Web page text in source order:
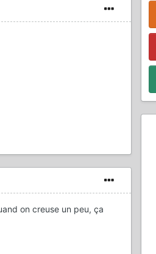
on creuse un peu, ça